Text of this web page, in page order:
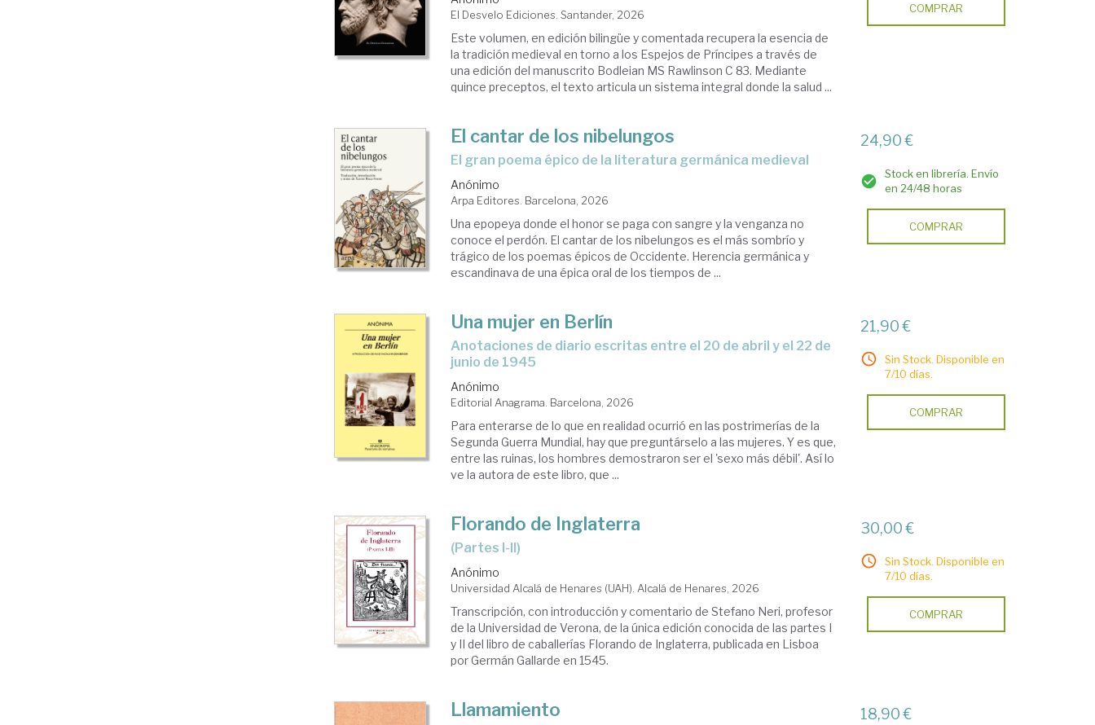
El Desvelo Ediciones. Santander, 2026
Este volumen, en edición bilingüe y comentada recupera la esencia de
la tradición medieval en torno a los Espejos de Príncipes a través de
una edición del manuscrito Bodleian MS Rawlinson C 83. Mediante
quince preceptos, el texto articula un sistema integral donde la salud ...
COMPRAR
El cantar de los nibelungos
El gran poema épico de la literatura germánica medieval
Anónimo
Arpa Editores. Barcelona, 2026
Una epopeya donde el honor se paga con sangre y la venganza no
conoce el perdón. El cantar de los nibelungos es el más sombrío y
trágico de los poemas épicos de Occidente. Herencia germánica y
escandinava de una épica oral de los tiempos de ...
24,90 €
Stock en librería. Envío
en 24/48 horas
COMPRAR
Una mujer en Berlín
Anotaciones de diario escritas entre el 20 de abril y el 22 de
junio de 1945
Anónimo
Editorial Anagrama. Barcelona, 2026
Para enterarse de lo que en realidad ocurrió en las postrimerías de la
Segunda Guerra Mundial, hay que preguntárselo a las mujeres. Y es que,
entre las ruinas, los hombres demostraron ser el 'sexo más débil'. Así lo
ve la autora de este libro, que ...
21,90 €
Sin Stock. Disponible en
7/10 días.
COMPRAR
Florando de Inglaterra
(Partes I-II)
Anónimo
Universidad Alcalá de Henares (UAH). Alcalá de Henares, 2026
Transcripción, con introducción y comentario de Stefano Neri, profesor
de la Universidad de Verona, de la única edición conocida de las partes I
y II del libro de caballerías Florando de Inglaterra, publicada en Lisboa
por Germán Gallarde en 1545.
30,00 €
Sin Stock. Disponible en
7/10 días.
COMPRAR
Llamamiento 18,90 €